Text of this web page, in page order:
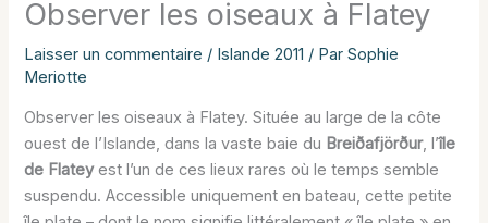
Observer les oiseaux à Flatey
Laisser un commentaire / Islande 2011 / ParSophie
Meriotte
Observer les oiseaux à Flatey. Située au large de la côte
ouest de l’Islande, dans la vaste baie du Breiðafjörður, l’île
de Flateyest l’un de ces lieux rares où le temps semble
suspendu. Accessible uniquement en bateau, cette petite